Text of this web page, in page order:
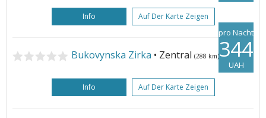
Info Auf Der Karte Zeigen
Bukovynska Zirka • Zentral (288 km)
pro Nacht
344
UAH
Info Auf Der Karte Zeigen